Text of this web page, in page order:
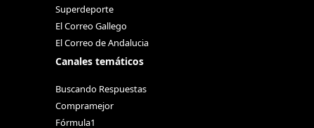
Superdeporte
El Correo Gallego
El Correo de Andalucia
Canales temáticos
Buscando Respuestas
Compramejor
Fórmula1